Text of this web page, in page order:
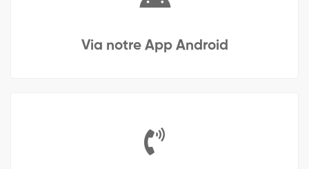
Via notre App Android